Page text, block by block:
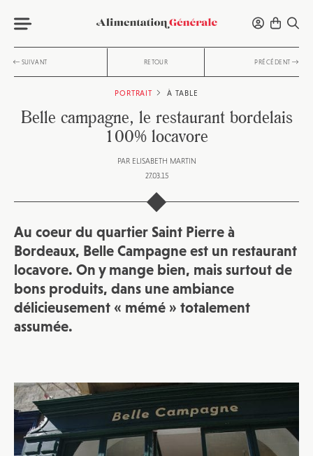
SUIVANT RETOUR PRÉCÉDENT
PORTRAIT À TABLE
Belle campagne, le restaurant bordelais
100% locavore
PAR ELISABETH MARTIN
27.03.15
Au coeur du quartier Saint Pierre à
Bordeaux, Belle Campagne est un restaurant
locavore. On y mange bien, mais surtout de
bons produits, dans une ambiance
délicieusement « mémé » totalement
assumée.